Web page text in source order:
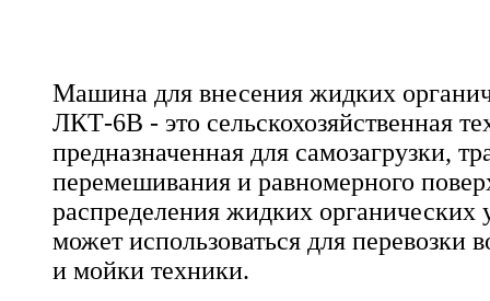
Машина для внесения жидких
ЛКТ-6В - это сельскохозяйственная
предназначенная для самозагрузки,
перемешивания и равномерного
распределения жидких органических
может использоваться для перевозки
и мойки техники.